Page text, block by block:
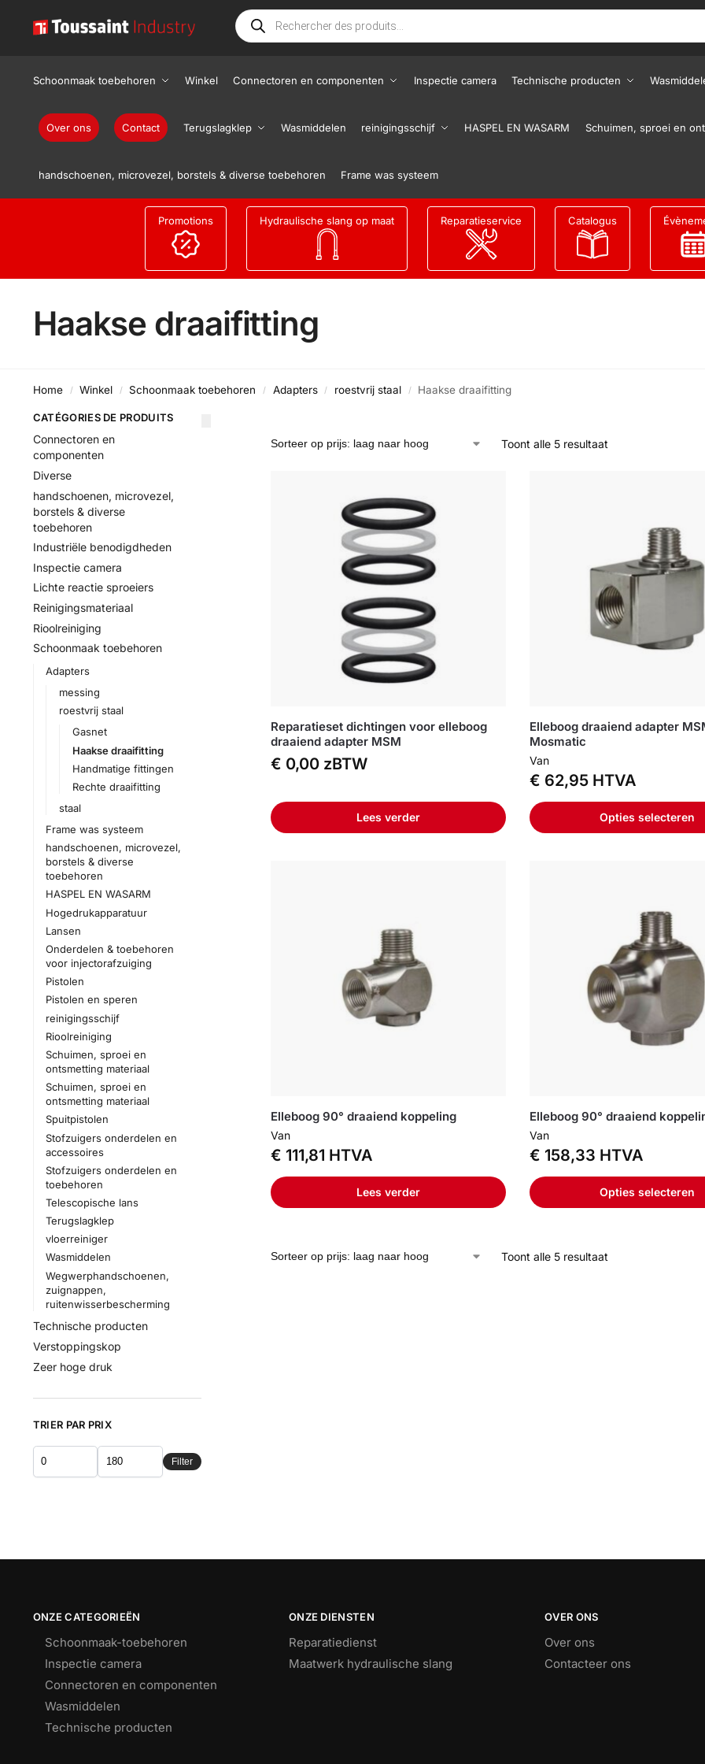
Schoonmaak toebehoren Winkel Connectoren en componenten Inspectie camera Technische producten
Over ons Contact Terugslagklep Wasmiddelen reinigingsschijf HASPEL EN WASARM Schuimen, sproei en
handschoenen, microvezel, borstels & diverse toebehoren Frame was systeem
Promotions Hydraulische slang op maat Reparatieservice Catalogus
Haakse draaifitting
Home / Winkel / Schoonmaak toebehoren / Adapters / roestvrij staal / Haakse draaifitting
Toont alle 5 resultaat
Reparatieset dichtingen voor elleboog
draaiend adapter MSM
€ 0,00 zBTW
Lees verder
Elleboog draaiend adapter
Mosmatic
Van
€ 62,95 HTVA
Opties selecteren
Elleboog 90° draaiend koppeling
Van
€ 111,81 HTVA
Lees verder
Elleboog 90° draaiend
Van
€ 158,33 HTVA
Opties selecteren
Toont alle 5 resultaat
CATÉGORIES DE PRODUITS
Connectoren en
componenten
Diverse
handschoenen, microvezel,
borstels & diverse
toebehoren
Industriële benodigdheden
Inspectie camera
Lichte reactie sproeiers
Reinigingsmateriaal
Rioolreiniging
Schoonmaak toebehoren
Adapters
messing
roestvrij staal
Gasnet
Haakse draaifitting
Handmatige fittingen
Rechte draaifitting
staal
Frame was systeem
handschoenen, microvezel,
borstels & diverse
toebehoren
HASPEL EN WASARM
Hogedrukapparatuur
Lansen
Onderdelen & toebehoren
voor injectorafzuiging
Pistolen
Pistolen en speren
reinigingsschijf
Rioolreiniging
Schuimen, sproei en
ontsmetting materiaal
Schuimen, sproei en
ontsmetting materiaal
Spuitpistolen
Stofzuigers onderdelen en
accessoires
Stofzuigers onderdelen en
toebehoren
Telescopische lans
Terugslagklep
vloerreiniger
Wasmiddelen
Wegwerphandschoenen,
zuignappen,
ruitenwisserbescherming
Technische producten
Verstoppingskop
Zeer hoge druk
TRIER PAR PRIX
Filter
ONZE CATEGORIEËN
Schoonmaak-toebehoren
Inspectie camera
Connectoren en componenten
Wasmiddelen
Technische producten
ONZE DIENSTEN
Reparatiedienst
Maatwerk hydraulische slang
OVER ONS
Over ons
Contacteer ons